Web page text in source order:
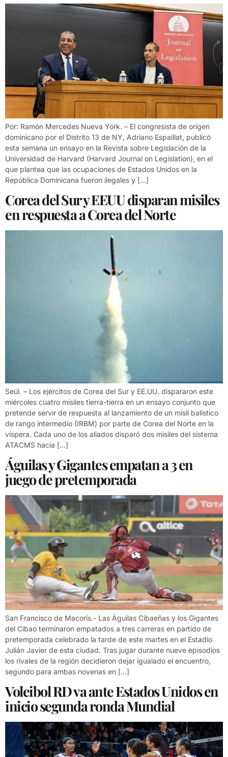
Por: Ramón Mercedes Nueva York. – El congresista de origen
dominicano por el Distrito 13 de NY, Adriano Espaillat, publicó
esta semana un ensayo en la Revista sobre Legislación de la
Universidad de Harvard (Harvard Journal on Legislation), en el
que plantea que las ocupaciones de Estados Unidos en la
República Dominicana fueron ilegales y […]
Corea del Sur y EEUU disparan misiles
en respuesta a Corea del Norte
Seúl. – Los ejércitos de Corea del Sur y EE.UU. dispararon este
miércoles cuatro misiles tierra-tierra en un ensayo conjunto que
pretende servir de respuesta al lanzamiento de un misil balístico
de rango intermedio (IRBM) por parte de Corea del Norte en la
víspera. Cada uno de los aliados disparó dos misiles del sistema
ATACMS hacia […]
Águilas y Gigantes empatan a 3 en
juego de pretemporada
San Francisco de Macorís.- Las Águilas Cibaeñas y los Gigantes
del Cibao terminaron empatados a tres carreras en partido de
pretemporada celebrado la tarde de este martes en el Estadio
Julián Javier de esta ciudad. Tras jugar durante nueve episodios
los rivales de la región decidieron dejar igualado el encuentro,
segundo para ambas novenas en […]
Voleibol RD va ante Estados Unidos en
inicio segunda ronda Mundial